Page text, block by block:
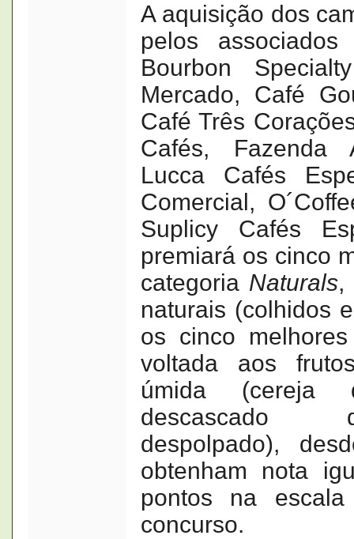
A aquisição dos
pelos
Bourbon
Mercado, Café
Café Três
Cafés, Fazenda
Lucca Cafés
Comercial,
Suplicy Cafés
premiará os cinco
categoria Naturals,
naturais (colhidos
os cinco
voltada aos
úmida (cereja
descascado
despolpado),
obtenham nota
pontos na
concurso.